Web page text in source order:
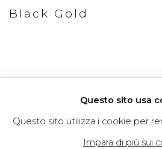
Black Gold
Politica della Privacy
Gestisci cookie
Copyright © 2026 Filippo
Questo sito usa
Questo sito utilizza i cookie per
Impara di più sui